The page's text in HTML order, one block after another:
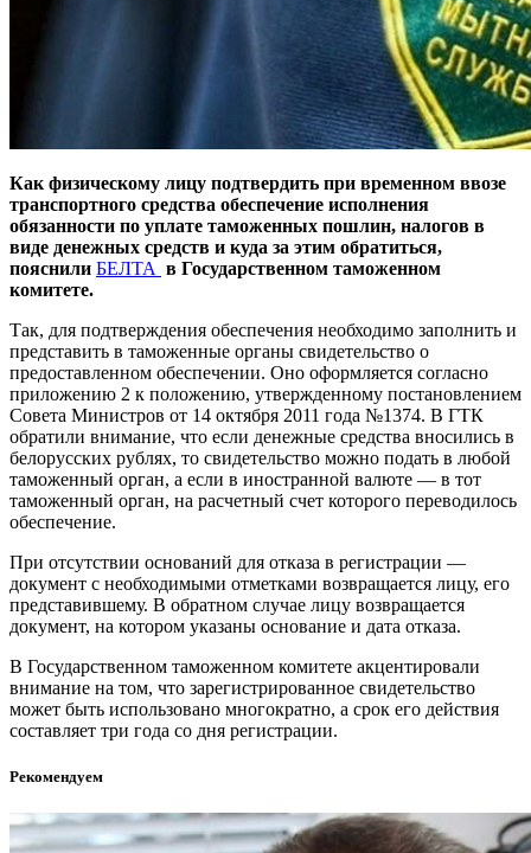
Как физическому лицу подтвердить при временном ввозе
транспортного средства обеспечение исполнения
обязанности по уплате таможенных пошлин, налогов в
виде денежных средств и куда за этим обратиться,
пояснили БЕЛТА в Государственном таможенном
комитете.
Так, для подтверждения обеспечения необходимо заполнить и
представить в таможенные органы свидетельство о
предоставленном обеспечении. Оно оформляется согласно
приложению 2 к положению, утвержденному постановлением
Совета Министров от 14 октября 2011 года №1374. В ГТК
обратили внимание, что если денежные средства вносились в
белорусских рублях, то свидетельство можно подать в любой
таможенный орган, а если в иностранной валюте — в тот
таможенный орган, на расчетный счет которого переводилось
обеспечение.
При отсутствии оснований для отказа в регистрации —
документ с необходимыми отметками возвращается лицу, его
представившему. В обратном случае лицу возвращается
документ, на котором указаны основание и дата отказа.
В Государственном таможенном комитете акцентировали
внимание на том, что зарегистрированное свидетельство
может быть использовано многократно, а срок его действия
составляет три года со дня регистрации.
Рекомендуем